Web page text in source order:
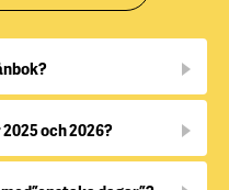
och 2026?